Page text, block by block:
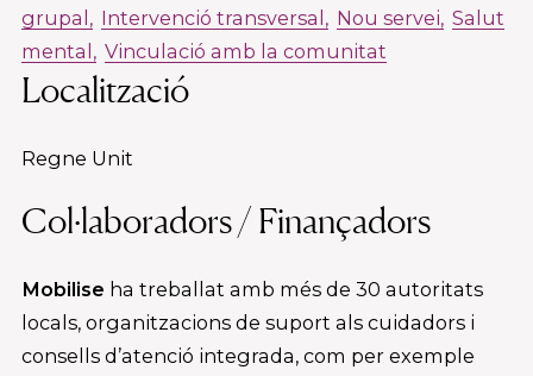
grupal
Intervenció transversal Nou servei Salut
mental
Vinculació amb la comunitat
Localització
Regne Unit
Col·laboradors / Finançadors
Mobilise ha treballat amb més de 30 autoritats
locals, organitzacions de suport als cuidadors i
consells d’atenció integrada, com per exemple